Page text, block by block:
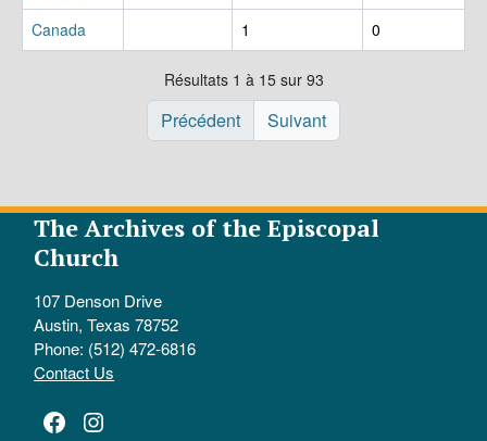
Canada
1 0
Résultats 1 à 15 sur 93
Précédent Suivant
The Archives of the Episcopal
Church
107 Denson Drive
Austin, Texas 78752
Phone: (512) 472-6816
Contact Us
Facebook
Instagram